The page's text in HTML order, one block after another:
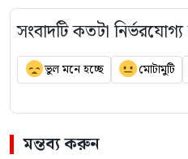
সংবাদটি কতটা
ভুল মনে হচ্ছে মোটামুটি
মন্তব্য করুন